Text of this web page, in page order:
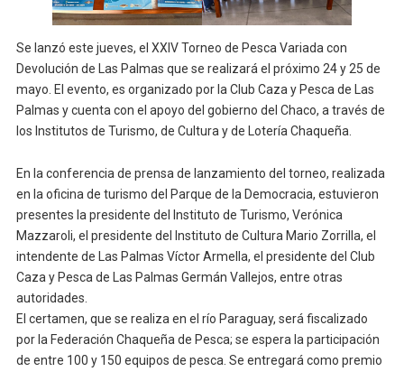
Se lanzó este jueves, el XXIV Torneo de Pesca Variada con
Devolución de Las Palmas que se realizará el próximo 24 y 25 de
mayo. El evento, es organizado por la Club Caza y Pesca de Las
Palmas y cuenta con el apoyo del gobierno del Chaco, a través de
los Institutos de Turismo, de Cultura y de Lotería Chaqueña.
En la conferencia de prensa de lanzamiento del torneo, realizada
en la oficina de turismo del Parque de la Democracia, estuvieron
presentes la presidente del Instituto de Turismo, Verónica
Mazzaroli, el presidente del Instituto de Cultura Mario Zorrilla, el
intendente de Las Palmas Víctor Armella, el presidente del Club
Caza y Pesca de Las Palmas Germán Vallejos, entre otras
autoridades.
El certamen, que se realiza en el río Paraguay, será fiscalizado
por la Federación Chaqueña de Pesca; se espera la participación
de entre 100 y 150 equipos de pesca. Se entregará como premio